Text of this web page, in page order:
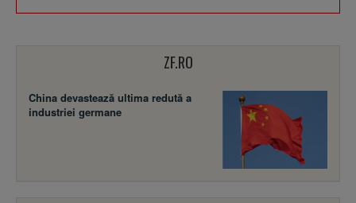
ZF.RO
China devastează ultima redută a
industriei germane